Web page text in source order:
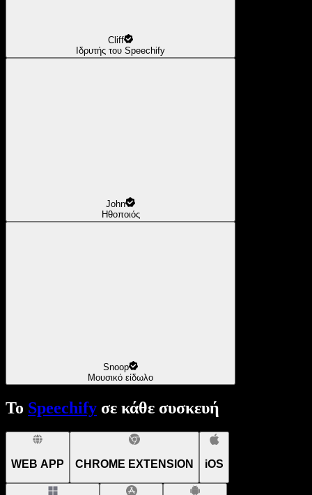
Cliff
Ιδρυτής του Speechify
John
Ηθοποιός
Snoop
Μουσικό είδωλο
Το Speechify σε κάθε συσκευή
WEB APP CHROME EXTENSION iOS